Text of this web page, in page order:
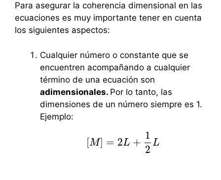
Para asegurar la coherencia dimensional en las
ecuaciones es muy importante tener en cuenta
los siguientes aspectos:
Cualquier número o constante que se
encuentren acompañando a cualquier
término de una ecuación son
adimensionales. Por lo tanto, las
dimensiones de un número siempre es 1.
Ejemplo:
M] = 2L +
1
2
L
M]=2L+ 12 L